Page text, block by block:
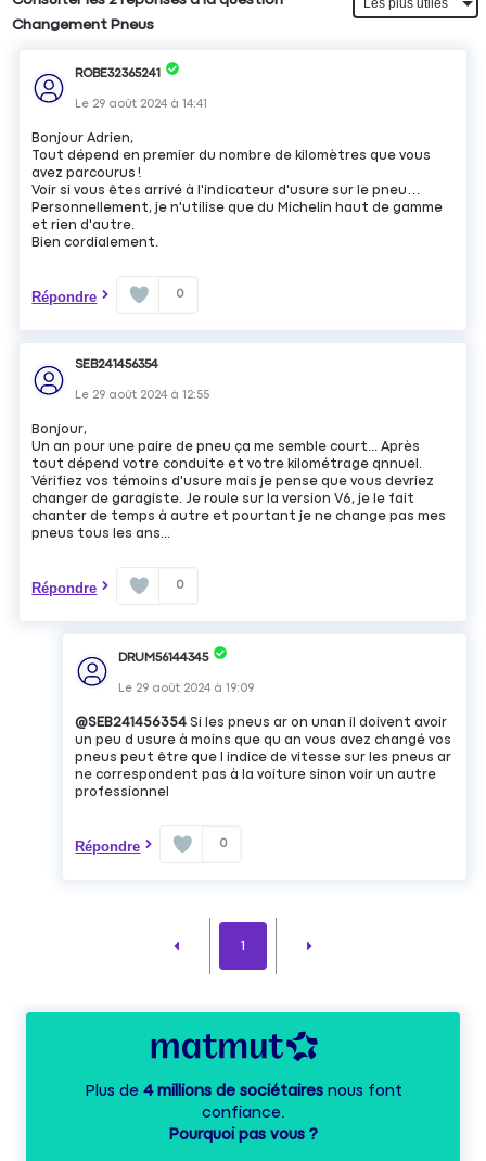
Changement Pneus
ROBE32365241
Le 29 août 2024 à14:41
Bonjour Adrien,
Tout dépend en premier du nombre de kilomètres que vous
avez parcourus !
Voir si vous êtes arrivé à l'indicateur d'usure sur le pneu…
Personnellement, je n'utilise que du Michelin haut de gamme
et rien d'autre.
Bien cordialement.
Répondre 0
SEB241456354
Le 29 août 2024 à12:55
Bonjour,
Un an pour une paire de pneu ça me semble court... Après
tout dépend votre conduite et votre kilométrage qnnuel.
Vérifiez vos témoins d'usure mais je pense que vous devriez
changer de garagiste. Je roule sur la version V6, je le fait
chanter de temps à autre et pourtant je ne change pas mes
pneus tous les ans...
Répondre 0
DRUM56144345
Le 29 août 2024 à19:09
@SEB241456354Si les pneus ar on unan il doivent avoir
un peu d usure à moins que qu an vous avez changé vos
pneus peut être que l indice de vitesse sur les pneus ar
ne correspondent pas à la voiture sinon voir un autre
professionnel
Répondre 0
1
Plus de 4 millions de sociétairesnous font
confiance.
Pourquoi pas vous ?